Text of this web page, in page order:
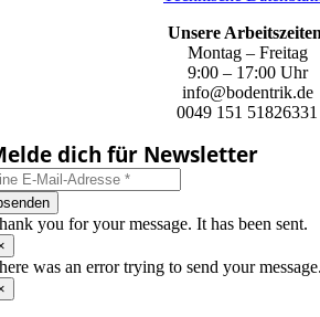
Unsere
Montag – Freitag
9:00 – 17:00 Uhr
info@bodentrik.de
0049 151 51826331
dich für Newsletter
you for your message. It has been sent.
was an error trying to send your